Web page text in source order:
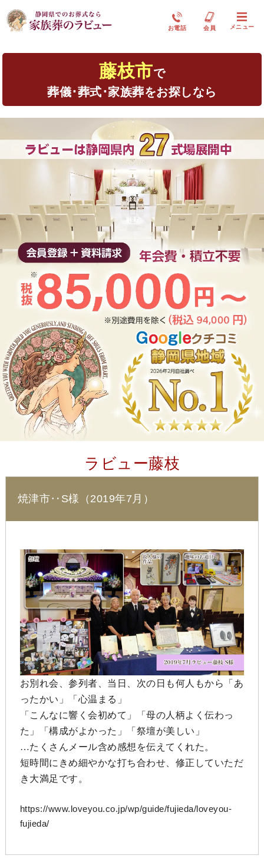
お電話 会員 メニュー
藤枝市で
葬儀･葬式･家族葬をお探しなら
ラビュー藤枝
焼津市‥S様（2019年7月）
お別れ会、参列者、当日、次の日も何人もから「あ
ったかい」「心温まる」
「こんなに響く会初めて」「母の人柄よく伝わっ
た」「構成がよかった」「祭壇が美しい」
…たくさんメール含め感想を伝えてくれた。
短時間にきめ細やかな打ち合わせ、修正していただ
き大満足です。
https://www.loveyou.co.jp/wp/guide/fujieda/loveyou-
fujieda/